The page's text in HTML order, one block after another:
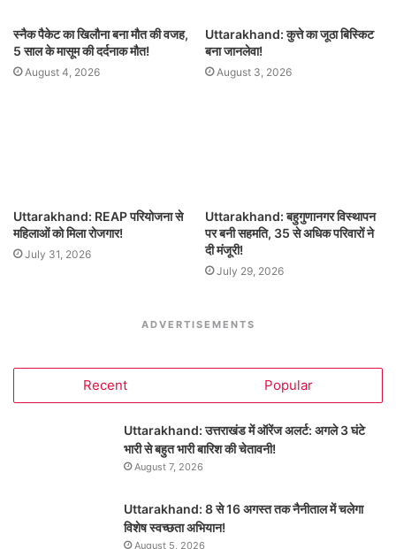
स्नैक पैकेट का खिलौना बना मौत की वजह,
5 साल के मासूम की दर्दनाक मौत!
August 4, 2026
Uttarakhand: कुत्ते का जूठा बिस्किट
बना जानलेवा!
August 3, 2026
Uttarakhand: REAP परियोजना से
महिलाओं को मिला रोजगार!
July 31, 2026
Uttarakhand: बहुगुणानगर विस्थापन
पर बनी सहमति, 35 से अधिक परिवारों ने
दी मंजूरी!
July 29, 2026
ADVERTISEMENTS
Recent Popular
Uttarakhand: उत्तराखंड में ऑरेंज अलर्ट: अगले 3 घंटे
भारी से बहुत भारी बारिश की चेतावनी!
August 7, 2026
Uttarakhand: 8 से 16 अगस्त तक नैनीताल में चलेगा
विशेष स्वच्छता अभियान!
August 5, 2026